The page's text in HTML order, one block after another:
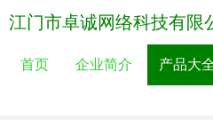
江门市卓诚网络科技有限
首页 企业简介 产品大